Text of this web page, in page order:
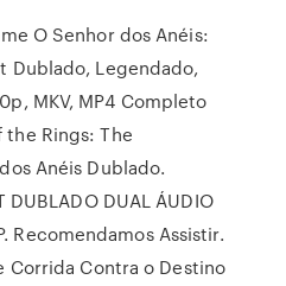
O Senhor dos Anéis:
Dublado, Legendado,
MKV, MP4 Completo
the Rings: The
Anéis Dublado.
DUBLADO DUAL ÁUDIO
Recomendamos Assistir.
Corrida Contra o Destino